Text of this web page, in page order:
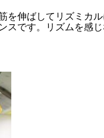
歩
を伸ばしてリズミカル
スです。リズムを感